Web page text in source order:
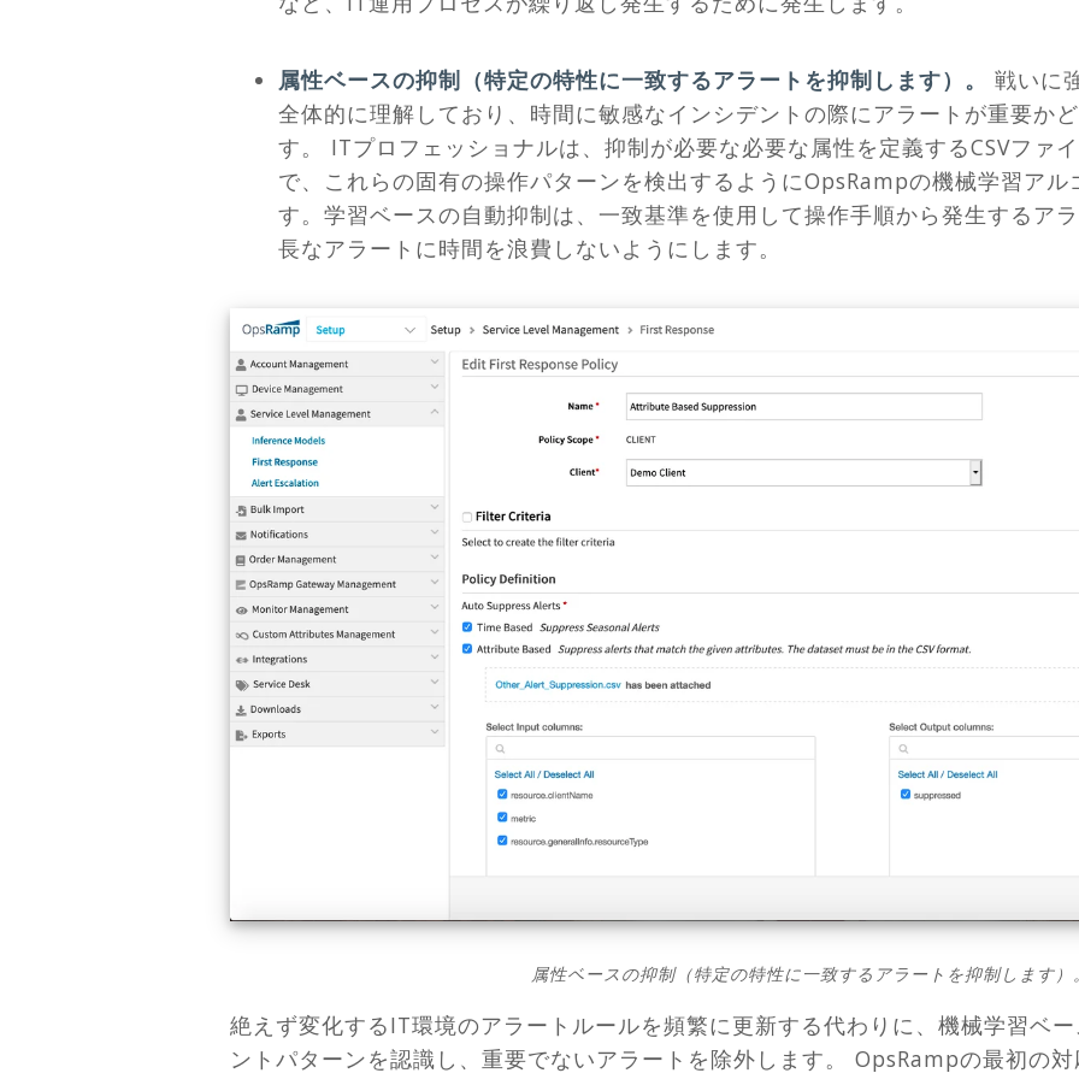
属性ベースの抑制（特定の特性に一致するアラートを抑制します）。
戦いに
全体的に理解しており、時間に敏感なインシデントの際にアラートが重要か
す。 ITプロフェッショナルは、抑制が必要な必要な属性を定義するCSVファ
で、これらの固有の操作パターンを検出するようにOpsRampの機械学習ア
す。学習ベースの自動抑制は、一致基準を使用して操作手順から発生するア
長なアラートに時間を浪費しないようにします。
属性ベースの抑制（特定の特性に一致するアラートを抑制します）
絶えず変化するIT環境のアラートルールを頻繁に更新する代わりに、機械学習ベ
ントパターンを認識し、重要でないアラートを除外します。 OpsRampの最初の